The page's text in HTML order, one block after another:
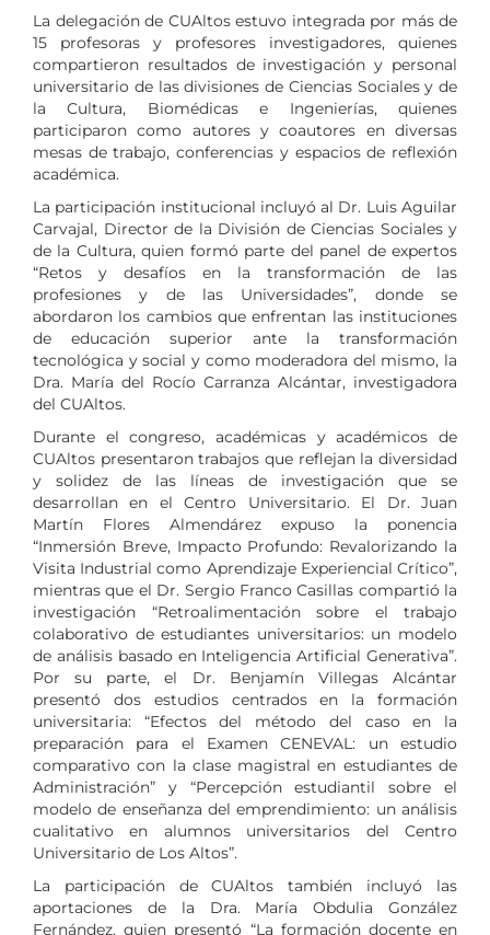
La delegación de CUAltos estuvo integrada por más de
15 profesoras y profesores investigadores, quienes
compartieron resultados de investigación y personal
universitario de las divisiones de Ciencias Sociales y de
la Cultura, Biomédicas e Ingenierías, quienes
participaron como autores y coautores en diversas
mesas de trabajo, conferencias y espacios de reflexión
académica.
La participación institucional incluyó al Dr. Luis Aguilar
Carvajal, Director de la División de Ciencias Sociales y
de la Cultura, quien formó parte del panel de expertos
“Retos y desafíos en la transformación de las
profesiones y de las Universidades”, donde se
abordaron los cambios que enfrentan las instituciones
de educación superior ante la transformación
tecnológica y social y como moderadora del mismo, la
Dra. María del Rocío Carranza Alcántar, investigadora
del CUAltos.
Durante el congreso, académicas y académicos de
CUAltos presentaron trabajos que reflejan la diversidad
y solidez de las líneas de investigación que se
desarrollan en el Centro Universitario. El Dr. Juan
Martín Flores Almendárez expuso la ponencia
“Inmersión Breve, Impacto Profundo: Revalorizando la
Visita Industrial como Aprendizaje Experiencial Crítico”,
mientras que el Dr. Sergio Franco Casillas compartió la
investigación “Retroalimentación sobre el trabajo
colaborativo de estudiantes universitarios: un modelo
de análisis basado en Inteligencia Artificial Generativa”.
Por su parte, el Dr. Benjamín Villegas Alcántar
presentó dos estudios centrados en la formación
universitaria: “Efectos del método del caso en la
preparación para el Examen CENEVAL: un estudio
comparativo con la clase magistral en estudiantes de
Administración” y “Percepción estudiantil sobre el
modelo de enseñanza del emprendimiento: un análisis
cualitativo en alumnos universitarios del Centro
Universitario de Los Altos”.
La participación de CUAltos también incluyó las
aportaciones de la Dra. María Obdulia González
Fernández, quien presentó “La formación docente en